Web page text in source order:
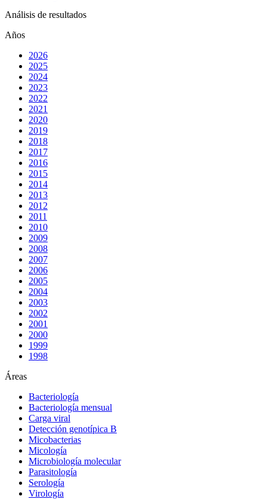
Análisis de resultados
Años
2026
2025
2024
2023
2022
2021
2020
2019
2018
2017
2016
2015
2014
2013
2012
2011
2010
2009
2008
2007
2006
2005
2004
2003
2002
2001
2000
1999
1998
Áreas
Bacteriología
Bacteriología mensual
Carga viral
Detección genotípica B
Micobacterias
Micología
Microbiología molecular
Parasitología
Serología
Virología